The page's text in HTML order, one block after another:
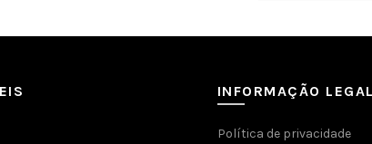
INFORMAÇÃO LEGAL
Política de privacidade